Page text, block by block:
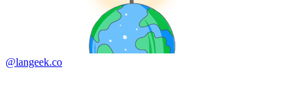
@langeek.co